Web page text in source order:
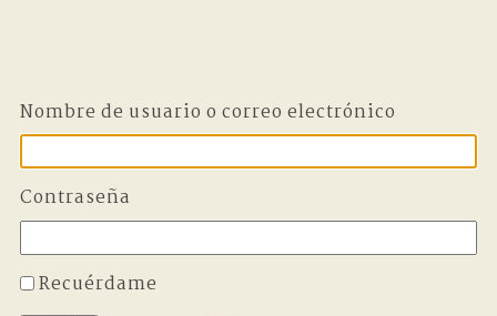
Nombre de usuario o correo electrónico
Contraseña
Recuérdame